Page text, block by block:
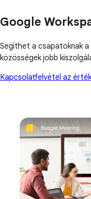
Google
Segíthet a csapatoknak
közösségek jobb
Kapcsolatfelvétel az